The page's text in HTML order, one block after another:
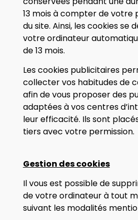
13 mois à compter de votre
du site. Ainsi, les cookies se
votre ordinateur
de 13 mois.
Les cookies publicitaires
collecter vos habitudes de
afin de vous proposer des
adaptées à vos centres
leur efficacité. Ils sont
tiers avec votre permission.
Gestion des cookies
Il vous est possible de
de votre ordinateur à tout
suivant les modalités